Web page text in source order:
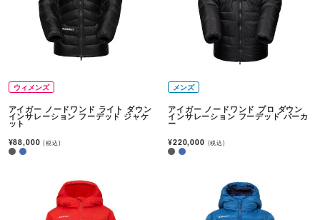
ウィメンズ
アイガー ノードワンド ライト ダウン
インサレーション フーデッド ジャケ
ット
¥88,000(税込)
メンズ
アイガー ノードワンド プロ ダウン
インサレーション フーデッド パーカ
ー
¥220,000 (税込)